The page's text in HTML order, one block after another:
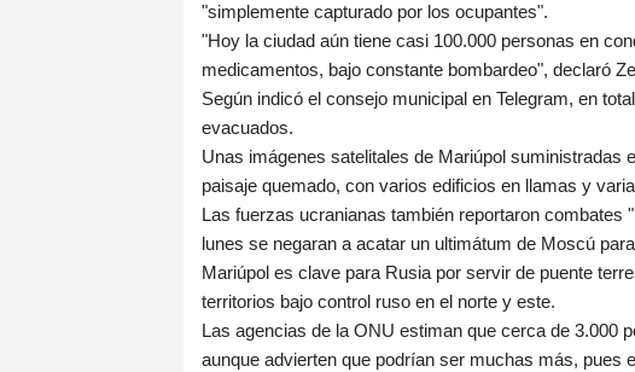
"simplemente capturado por los ocupantes".
"Hoy la ciudad aún tiene casi 100.000 personas en
medicamentos, bajo constante bombardeo", declaró
Según indicó el consejo municipal en Telegram, en
evacuados.
Unas imágenes satelitales de Mariúpol
paisaje quemado, con varios edificios en llamas y
Las fuerzas ucranianas también reportaron combates
lunes se negaran a acatar un ultimátum de Moscú
Mariúpol es clave para Rusia por servir de puente
territorios bajo control ruso en el norte y este.
Las agencias de la ONU estiman que cerca de 3.000
aunque advierten que podrían ser muchas más, pues